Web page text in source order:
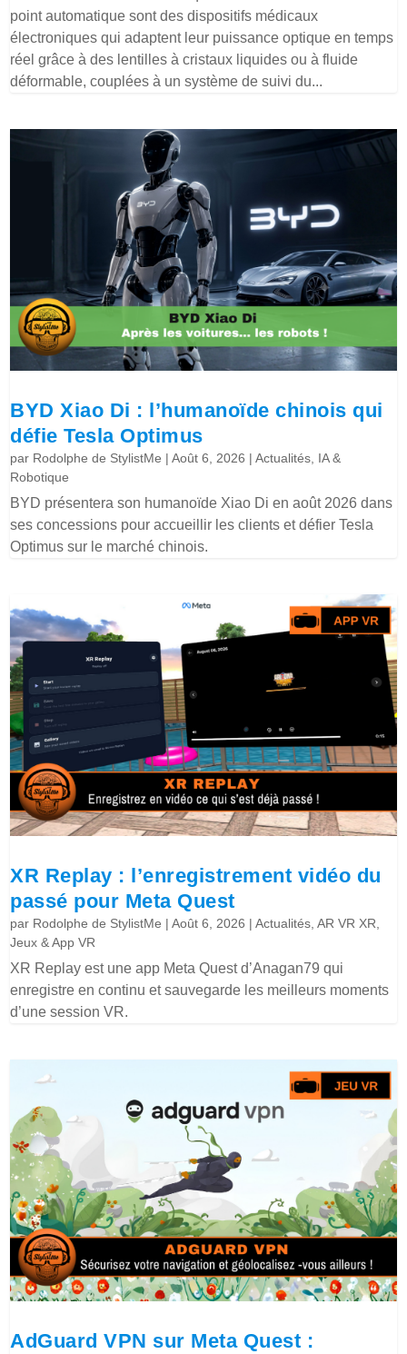
point automatique sont des dispositifs médicaux
électroniques qui adaptent leur puissance optique en temps
réel grâce à des lentilles à cristaux liquides ou à fluide
déformable, couplées à un système de suivi du...
BYD Xiao Di : l’humanoïde chinois qui
défie Tesla Optimus
par Rodolphe de StylistMe |Août 6, 2026 |Actualités IA &
Robotique
BYD présentera son humanoïde Xiao Di en août 2026 dans
ses concessions pour accueillir les clients et défier Tesla
Optimus sur le marché chinois.
XR Replay : l’enregistrement vidéo du
passé pour Meta Quest
par Rodolphe de StylistMe |Août 6, 2026 |Actualités ,AR VR XR
Jeux & App VR
XR Replay est une app Meta Quest d’Anagan79 qui
enregistre en continu et sauvegarde les meilleurs moments
d’une session VR.
AdGuard VPN sur Meta Quest :